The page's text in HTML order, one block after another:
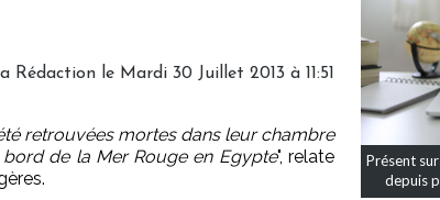
Rédaction le Mardi 30 Juillet 2013 à 11:51
retrouvées mortes dans leur chambre
de la Mer Rouge en Egypte", relate
Présent
depuis